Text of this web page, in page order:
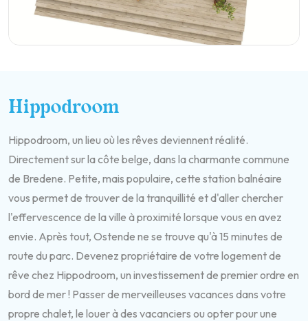
Hippodroom
Hippodroom, un lieu où les rêves deviennent réalité.
Directement sur la côte belge, dans la charmante commune
de Bredene. Petite, mais populaire, cette station balnéaire
vous permet de trouver de la tranquillité et d'aller chercher
l'effervescence de la ville à proximité lorsque vous en avez
envie. Après tout, Ostende ne se trouve qu'à 15 minutes de
route du parc. Devenez propriétaire de votre logement de
rêve chez Hippodroom, un investissement de premier ordre en
bord de mer ! Passer de merveilleuses vacances dans votre
propre chalet, le louer à des vacanciers ou opter pour une